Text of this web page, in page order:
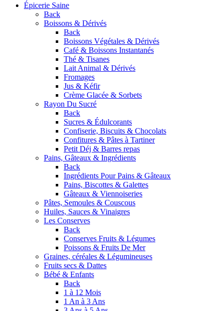
Épicerie Saine
Back
Boissons & Dérivés
Back
Boissons Végétales & Dérivés
Café & Boissons Instantanés
Thé & Tisanes
Lait Animal & Dérivés
Fromages
Jus & Kéfir
Crème Glacée & Sorbets
Rayon Du Sucré
Back
Sucres & Édulcorants
Confiserie, Biscuits & Chocolats
Confitures & Pâtes à Tartiner
Petit Déj & Barres repas
Pains, Gâteaux & Ingrédients
Back
Ingrédients Pour Pains & Gâteaux
Pains, Biscottes & Galettes
Gâteaux & Viennoiseries
Pâtes, Semoules & Couscous
Huiles, Sauces & Vinaigres
Les Conserves
Back
Conserves Fruits & Légumes
Poissons & Fruits De Mer
Graines, céréales & Légumineuses
Fruits secs & Dattes
Bébé & Enfants
Back
1 à 12 Mois
1 An à 3 Ans